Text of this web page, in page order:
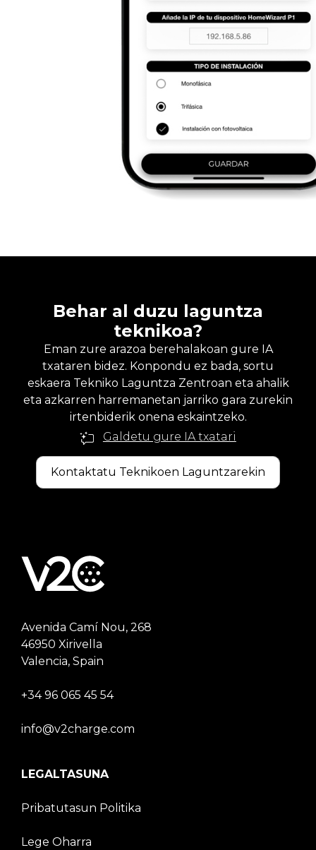
Behar al duzu laguntza
teknikoa?
Eman zure arazoa berehalakoan gure IA
txataren bidez. Konpondu ez bada, sortu
eskaera Tekniko Laguntza Zentroan eta ahalik
eta azkarren harremanetan jarriko gara zurekin
irtenbiderik onena eskaintzeko.
Galdetu gure IA txatari
Kontaktatu Teknikoen Laguntzarekin
Avenida Camí Nou, 268
46950 Xirivella
Valencia, Spain
+34 96 065 45 54
info@v2charge.com
LEGALTASUNA
Pribatutasun Politika
Lege Oharra